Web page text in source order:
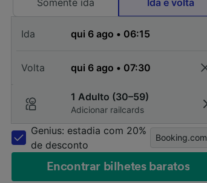
Somente ida
Ida e volta
Ida
Volta
1 Adulto (30–59)
Adicionar railcards
Genius: estadia com 20%
de desconto
Booking.com
Encontrar bilhetes baratos